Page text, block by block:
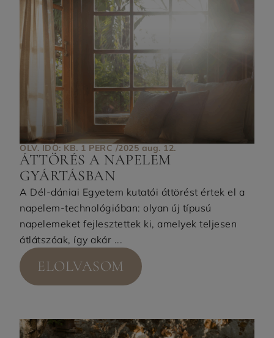
OLV. IDŐ: KB. 1 PERC /2025 aug. 12.
ÁTTÖRÉS A NAPELEM
GYÁRTÁSBAN
A Dél-dániai Egyetem kutatói áttörést értek el a
napelem-technológiában: olyan új típusú
napelemeket fejlesztettek ki, amelyek teljesen
átlátszóak, így akár ...
ELOLVASOM